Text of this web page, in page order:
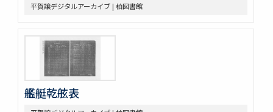
平賀譲デジタルアーカイブ | 柏図書館
艦艇乾舷表